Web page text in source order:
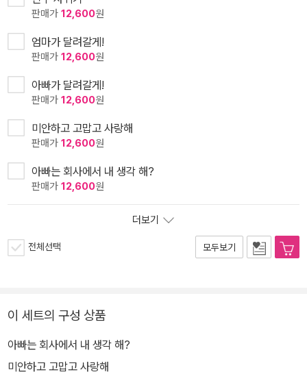
판매가 12,600원
엄마가 달려갈게!
판매가 12,600원
아빠가 달려갈게!
판매가 12,600원
미안하고 고맙고 사랑해
판매가 12,600원
아빠는 회사에서 내 생각 해?
판매가 12,600원
더보기
전체선택 모두보기
이 세트의 구성 상품
아빠는 회사에서 내 생각 해?
미안하고 고맙고 사랑해